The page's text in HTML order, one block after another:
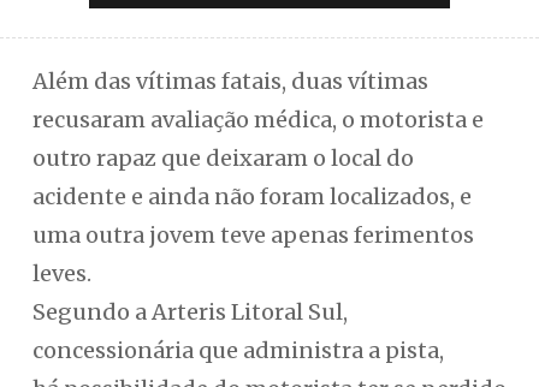
Além das vítimas fatais, duas vítimas
recusaram avaliação médica, o motorista e
outro rapaz que deixaram o local do
acidente e ainda não foram localizados, e
uma outra jovem teve apenas ferimentos
leves.
Segundo a Arteris Litoral Sul,
concessionária que administra a pista,